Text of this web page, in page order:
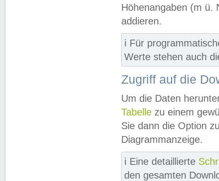
Höhenangaben (m ü.
addieren.
ℹ️ Für
Werte stehen auch
Zugriff auf die
Um die Daten
Tabelle zu einem
Sie dann die Option
Diagrammanzeige.
ℹ️ Eine detaillierte
den gesamten